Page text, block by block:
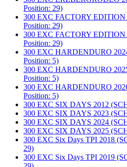
Position: 29)
300 EXC FACTORY
Position: 29)
300 EXC FACTORY
Position: 29)
300 EXC HARDENDURO
Position: 5)
300 EXC HARDENDURO
Position: 5)
300 EXC HARDENDURO
Position: 5)
300 EXC SIX DAYS 2012
300 EXC SIX DAYS 2023
300 EXC SIX DAYS 2024
300 EXC SIX DAYS 2025
300 EXC Six Days TPI 2018
29)
300 EXC Six Days TPI 2019